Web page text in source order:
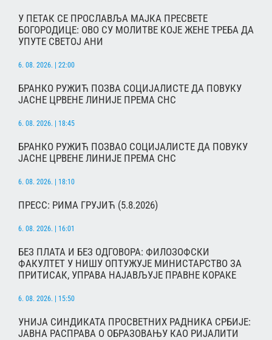
У ПЕТАК СЕ ПРОСЛАВЉА МАЈКА ПРЕСВЕТЕ
БОГОРОДИЦЕ: ОВО СУ МОЛИТВЕ КОЈЕ ЖЕНЕ ТРЕБА ДА
УПУТЕ СВЕТОЈ АНИ
6. 08. 2026. | 22:00
БРАНКО РУЖИЋ ПОЗВА СОЦИЈАЛИСТЕ ДА ПОВУКУ
ЈАСНЕ ЦРВЕНЕ ЛИНИЈЕ ПРЕМА СНС
6. 08. 2026. | 18:45
БРАНКО РУЖИЋ ПОЗВАО СОЦИЈАЛИСТЕ ДА ПОВУКУ
ЈАСНЕ ЦРВЕНЕ ЛИНИЈЕ ПРЕМА СНС
6. 08. 2026. | 18:10
ПРЕСС: РИМА ГРУЈИЋ (5.8.2026)
6. 08. 2026. | 16:01
БЕЗ ПЛАТА И БЕЗ ОДГОВОРА: ФИЛОЗОФСКИ
ФАКУЛТЕТ У НИШУ ОПТУЖУЈЕ МИНИСТАРСТВО ЗА
ПРИТИСАК, УПРАВА НАЈАВЉУЈЕ ПРАВНЕ КОРАКЕ
6. 08. 2026. | 15:50
УНИЈА СИНДИКАТА ПРОСВЕТНИХ РАДНИКА СРБИЈЕ:
ЈАВНА РАСПРАВА О ОБРАЗОВАЊУ КАО РИЈАЛИТИ